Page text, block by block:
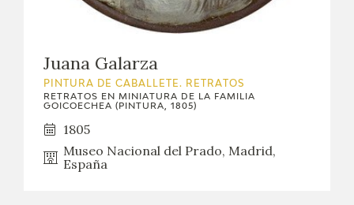
Juana Galarza
PINTURA DE CABALLETE. RETRATOS
RETRATOS EN MINIATURA DE LA FAMILIA
GOICOECHEA (PINTURA, 1805)
1805
Museo Nacional del Prado, Madrid,
España